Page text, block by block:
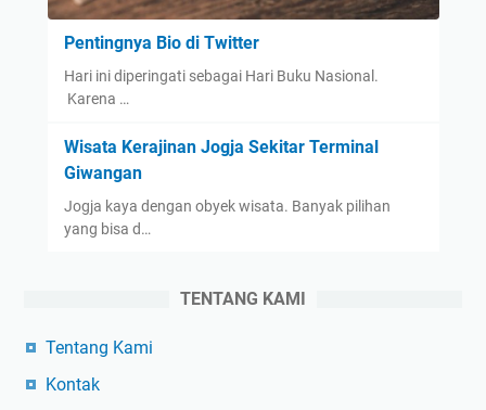
Pentingnya Bio di Twitter
Hari ini diperingati sebagai Hari Buku Nasional.
Karena …
Wisata Kerajinan Jogja Sekitar Terminal
Giwangan
Jogja kaya dengan obyek wisata. Banyak pilihan
yang bisa d…
TENTANG KAMI
Tentang Kami
Kontak